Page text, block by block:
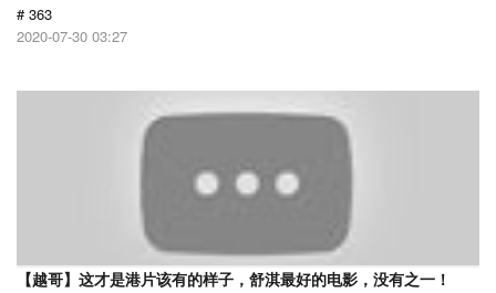
# 363
2020-07-30 03:27
【越哥】这才是港片该有的样子，舒淇最好的电影，没有之一！